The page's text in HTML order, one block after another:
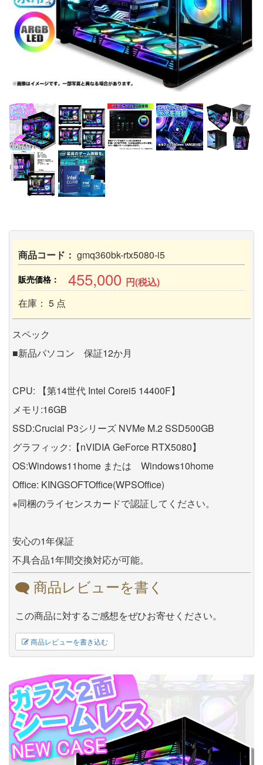
商品コード： gmq360bk-rtx5080-i5
販売価格： 455,000 円(税込)
在庫： 5 点
スペック
■新品パソコン 保証12か月
CPU: 【第14世代 Intel Corei5 14400F】
メモリ:16GB
SSD:Crucial P3シリーズ NVMe M.2 SSD500GB
グラフィック:【nVIDIA GeForce RTX5080】
OS:Windows11home または Windows10home
Office: KINGSOFTOffice(WPSOffice)
※同梱のライセンスカードで認証してください。
安心の1年保証
不具合品1年間交換対応が可能。
商品レビューを書く
この商品に対するご感想をぜひお寄せください。
商品レビューを書き込む